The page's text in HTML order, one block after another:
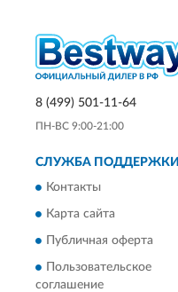
8 (499) 501-11-64
ПН-ВС 9:00-21:00
СЛУЖБА ПОДДЕРЖКИ
Контакты
Карта сайта
Публичная оферта
Пользовательское
соглашение